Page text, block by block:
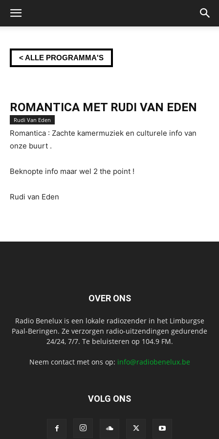
< ALLE PROGRAMMA'S
ROMANTICA MET RUDI VAN EDEN
Rudi Van Eden
Romantica : Zachte kamermuziek en culturele info van
onze buurt .
Beknopte info maar wel 2 the point !
Rudi van Eden
OVER ONS
Radio Benelux is een lokale radiozender in het Limburgse
Paal-Beringen. Ze verzorgen radio-uitzendingen gedurende
24/24, 7/7. Te beluisteren op 104.9 FM.
Neem contact met ons op: info@radiobenelux.be
VOLG ONS